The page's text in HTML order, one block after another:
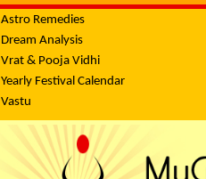
Astro Remedies
Dream Analysis
Vrat & Pooja Vidhi
Yearly Festival Calendar
Vastu